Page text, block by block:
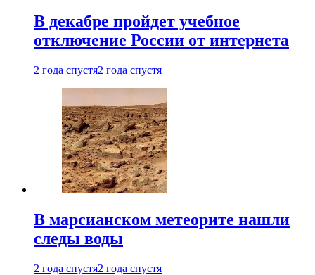
В декабре пройдет учебное
отключение России от интернета
2 года спустя2 года спустя
В марсианском метеорите нашли
следы воды
2 года спустя2 года спустя